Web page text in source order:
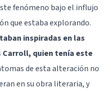
fenómeno bajo el influjo
que estaba explorando.
inspiradas en las
Carroll, quien tenía este
de esta alteración no
en su obra literaria, y